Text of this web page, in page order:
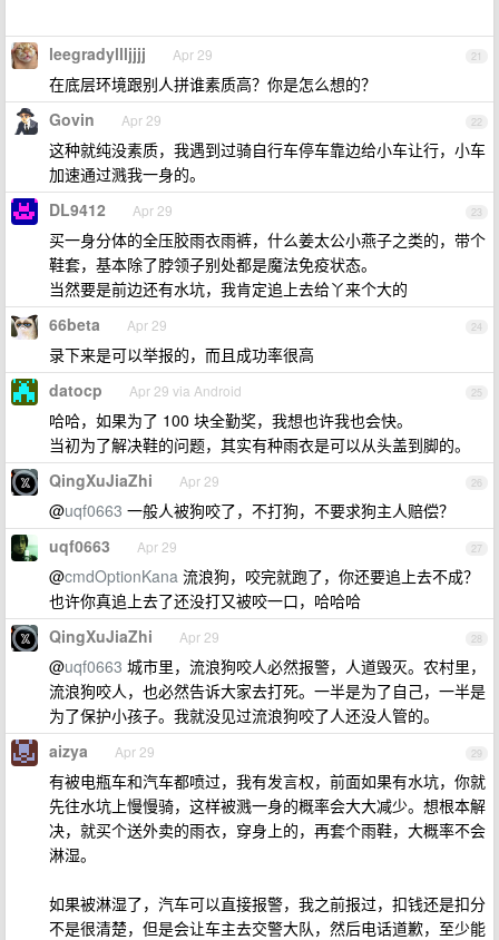
21
leegradyllljjjj Apr 29
在底层环境跟别人拼谁素质高？你是怎么想的？
22
Govin Apr 29
这种就纯没素质，我遇到过骑自行车停车靠边给小车让行，小车
加速通过溅我一身的。
23
DL9412 Apr 29
买一身分体的全压胶雨衣雨裤，什么姜太公小燕子之类的，带个
鞋套，基本除了脖领子别处都是魔法免疫状态。
当然要是前边还有水坑，我肯定追上去给丫来个大的
24
66beta Apr 29
录下来是可以举报的，而且成功率很高
25
datocp Apr 29 via Android
哈哈，如果为了 100 块全勤奖，我想也许我也会快。
当初为了解决鞋的问题，其实有种雨衣是可以从头盖到脚的。
26
QingXuJiaZhi Apr 29
@uqf0663 一般人被狗咬了，不打狗，不要求狗主人赔偿？
27
uqf0663 Apr 29
@cmdOptionKana 流浪狗，咬完就跑了，你还要追上去不成？
也许你真追上去了还没打又被咬一口，哈哈哈
28
QingXuJiaZhi Apr 29
@uqf0663 城市里，流浪狗咬人必然报警，人道毁灭。农村里，
流浪狗咬人，也必然告诉大家去打死。一半是为了自己，一半是
为了保护小孩子。我就没见过流浪狗咬了人还没人管的。
29
aizya Apr 29
有被电瓶车和汽车都喷过，我有发言权，前面如果有水坑，你就
先往水坑上慢慢骑，这样被溅一身的概率会大大减少。想根本解
决，就买个送外卖的雨衣，穿身上的，再套个雨鞋，大概率不会
淋湿。
如果被淋湿了，汽车可以直接报警，我之前报过，扣钱还是扣分
不是很清楚，但是会让车主去交警大队，然后电话道歉，至少能